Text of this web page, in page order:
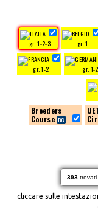
gr. 1-2-3 gr. 1
gr. 1-2 gr. 1-2
Breeders
Course
393 trovati
cliccare sulle